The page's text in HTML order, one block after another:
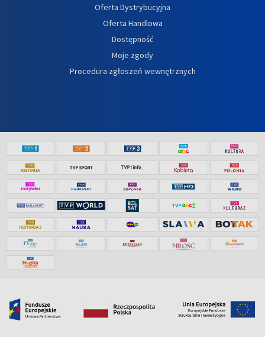
Oferta Dystrybucyjna
Oferta Handlowa
Dostępność
Moje zgody
Procedura zgłoszeń wewnętrznych